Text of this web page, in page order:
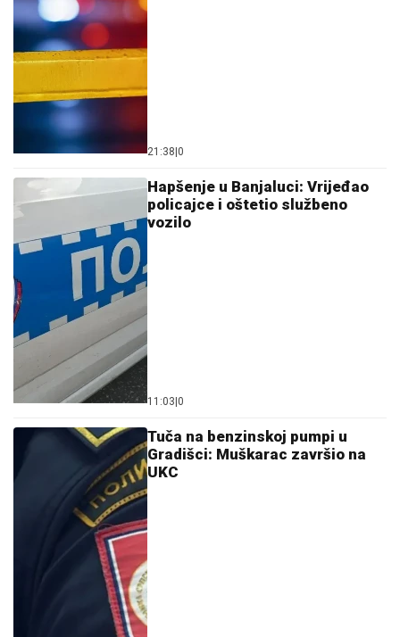
21:38 0
Hapšenje u Banjaluci: Vrijeđao
policajce i oštetio službeno
vozilo
11:03 0
Tuča na benzinskoj pumpi u
Gradišci: Muškarac završio na
UKC